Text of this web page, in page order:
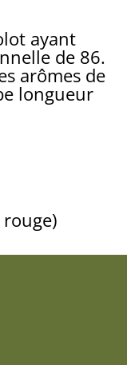
ayant
de 86.
arômes de
longueur